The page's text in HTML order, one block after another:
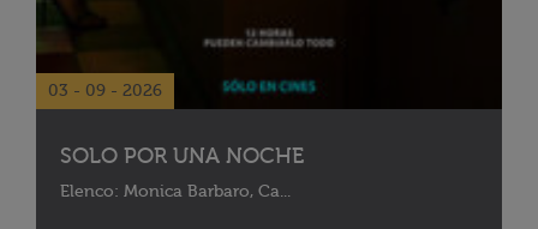
03 - 09 - 2026
SOLO POR UNA NOCHE
Elenco: Monica Barbaro, Ca...